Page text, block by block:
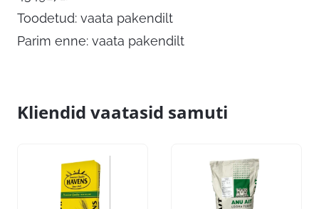
Toodetud: vaata pakendilt
Parim enne: vaata pakendilt
Kliendid vaatasid samuti